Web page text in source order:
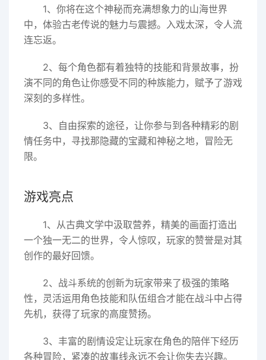
1、你将在这个神秘而充满想象力的山海世界
中，体验古老传说的魅力与震撼。入戏太深，令人流
连忘返。
2、每个角色都有着独特的技能和背景故事，扮
演不同的角色让你感受不同的种族能力，赋予了游戏
深刻的多样性。
3、自由探索的途径，让你参与到各种精彩的剧
情任务中，寻找那隐藏的宝藏和神秘之地，冒险无
限。
游戏亮点
1、从古典文学中汲取营养，精美的画面打造出
一个独一无二的世界，令人惊叹，玩家的赞誉是对其
创作的最好回馈。
2、战斗系统的创新为玩家带来了极强的策略
性，灵活运用角色技能和队伍组合才能在战斗中占得
先机，获得了玩家的高度赞扬。
3、丰富的剧情设定让玩家在角色的陪伴下经历
各种冒险，紧凑的故事线永远不会让你失去兴趣。